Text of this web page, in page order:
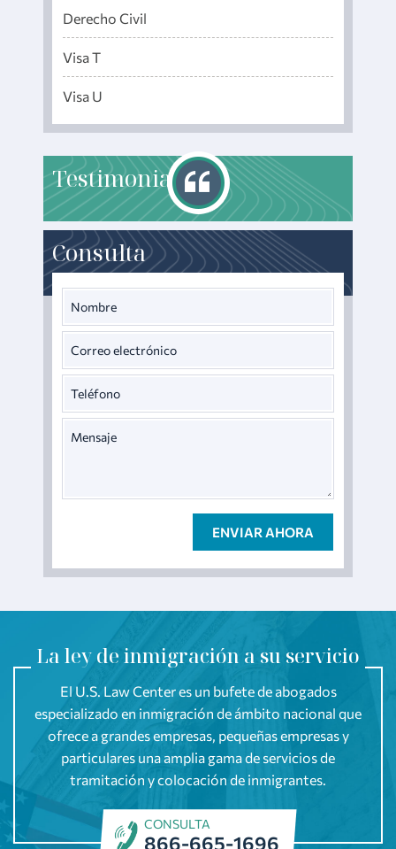
Derecho Civil
Visa T
Visa U
Testimonials
Consulta
La ley de inmigración a su servicio
El U.S. Law Center es un bufete de abogados
especializado en inmigración de ámbito nacional que
ofrece a grandes empresas, pequeñas empresas y
particulares una amplia gama de servicios de
tramitación y colocación de inmigrantes.
CONSULTA
866-665-1696